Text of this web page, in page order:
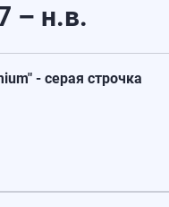
– н.в.
- серая строчка